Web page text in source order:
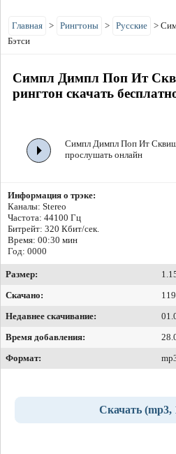
Главная > Рингтоны > Русские >
Бэтси
Симпл Димпл Поп Ит
рингтон скачать
Симпл Димпл Поп Ит
прослушать онлайн
Информация о трэке:
Каналы: Stereo
Частота: 44100 Гц
Битрейт: 320 Кбит/сек.
Время: 00:30 мин
Год: 0000
Размер:
Скачано:
Недавнее скачивание:
Время добавления:
Формат:
Скачать (mp3,